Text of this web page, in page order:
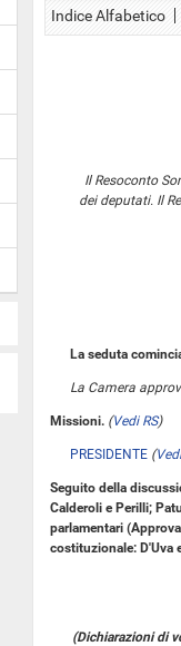
Indice Alfabetico
Il Resoconto
dei deputati. Il
La seduta
La Camera
Missioni. (Vedi RS)
PRESIDENTE (
Seguito della
Calderoli e Perilli;
parlamentari
costituzionale: D'Uva
(Dichiarazioni di